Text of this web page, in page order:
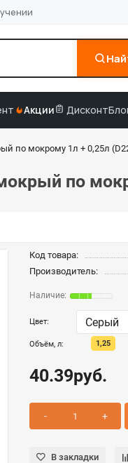
коду подбор по VIN
Акции Дисконт
по мокрому 1л + 0,25л
по
Код товара:
Производитель:
Цвет:
Объём, л: 1,25
40.39руб.
В закладки